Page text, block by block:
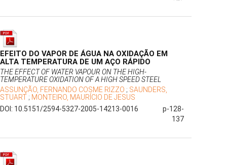
EFEITO DO VAPOR DE ÁGUA NA OXIDAÇÃO EM
ALTA TEMPERATURA DE UM AÇO RÁPIDO
THE EFFECT OF WATER VAPOUR ON THE HIGH-
TEMPERATURE OXIDATION OF A HIGH SPEED STEEL
ASSUNÇÃO, FERNANDO COSME RIZZO ; SAUNDERS,
STUART ; MONTEIRO, MAURÍCIO DE JESUS
DOI: 10.5151/2594-5327-2005-14213-0016
p-128-
137